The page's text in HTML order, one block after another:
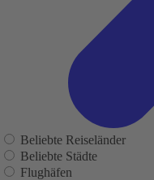
Beliebte Reiseländer
Beliebte Städte
Flughäfen